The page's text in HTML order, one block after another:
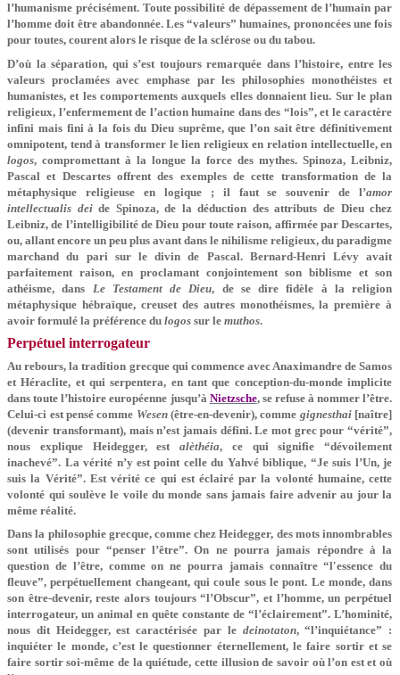
l’humanisme précisément. Toute possibilité de dépassement de l’humain par
l’homme doit être abandonnée. Les “valeurs” humaines, prononcées une fois
pour toutes, courent alors le risque de la sclérose ou du tabou.
D’où la séparation, qui s’est toujours remarquée dans l’histoire, entre les
valeurs proclamées avec emphase par les philosophies monothéistes et
humanistes, et les comportements auxquels elles donnaient lieu. Sur le plan
religieux, l’enfermement de l’action humaine dans des “lois”, et le caractère
infini mais fini à la fois du Dieu suprême, que l’on sait être définitivement
omnipotent, tend à transformer le lien religieux en relation intellectuelle, en
logos, compromettant à la longue la force des mythes. Spinoza, Leibniz,
Pascal et Descartes offrent des exemples de cette transformation de la
métaphysique religieuse en logique ; il faut se souvenir de l’amor
intellectualis deide Spinoza, de la déduction des attributs de Dieu chez
Leibniz, de l’intelligibilité de Dieu pour toute raison, affirmée par Descartes,
ou, allant encore un peu plus avant dans le nihilisme religieux, du paradigme
marchand du pari sur le divin de Pascal. Bernard-Henri Lévy avait
parfaitement raison, en proclamant conjointement son biblisme et son
athéisme, dans Le Testament de Dieu, de se dire fidèle à la religion
métaphysique hébraïque, creuset des autres monothéismes, la première à
avoir formulé la préférence dulogos sur lemuthos.
Perpétuel interrogateur
Au rebours, la tradition grecque qui commence avec Anaximandre de Samos
et Héraclite, et qui serpentera, en tant que conception-du-monde implicite
dans toute l’histoire européenne jusqu’à Nietzsche, se refuse à nommer l’être.
Celui-ci est pensé comme Wesen(être-en-devenir), comme gignesthai[naître]
(devenir transformant), mais n’est jamais défini. Le mot grec pour “vérité”,
nous explique Heidegger, estalèthéia, ce qui signifie “dévoilement
inachevé”. La vérité n’y est point celle du Yahvé biblique, “Je suis l’Un, je
suis la Vérité”. Est vérité ce qui est éclairé par la volonté humaine, cette
volonté qui soulève le voile du monde sans jamais faire advenir au jour la
même réalité.
Dans la philosophie grecque, comme chez Heidegger, des mots innombrables
sont utilisés pour “penser l’être”. On ne pourra jamais répondre à la
question de l’être, comme on ne pourra jamais connaître “l′essence du
fleuve”, perpétuellement changeant, qui coule sous le pont. Le monde, dans
son être-devenir, reste alors toujours “l’Obscur”, et l’homme, un perpétuel
interrogateur, un animal en quête constante de “l’éclairement”. L’hominité,
nous dit Heidegger, est caractérisée par le deinotaton, “l’inquiétance” :
inquiéter le monde, c’est le questionner éternellement, le faire sortir et se
faire sortir soi-même de la quiétude, cette illusion de savoir où l’on est et où